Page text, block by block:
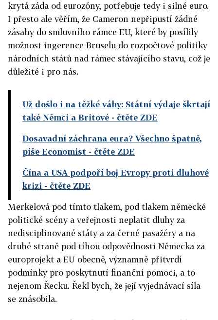
krytá záda od eurozóny, potřebuje tedy i silné euro.
I přesto ale věřím, že Cameron nepřipustí žádné
zásahy do smluvního rámce EU, které by posílily
možnost ingerence Bruselu do rozpočtové politiky
národních států nad rámec stávajícího stavu, což je
důležité i pro nás.
Už došlo i na těžké váhy: Státní výdaje škrtají
také Němci a Britové - čtěte ZDE
Dosavadní záchrana eura? Všechno špatně,
píše Economist - čtěte ZDE
Čína a USA podpoří boj Evropy proti dluhové
krizi - čtěte ZDE
Merkelová pod tímto tlakem, pod tlakem německé
politické scény a veřejnosti neplatit dluhy za
nedisciplinované státy a za černé pasažéry a na
druhé straně pod tíhou odpovědnosti Německa za
europrojekt a EU obecně, významně přitvrdí
podmínky pro poskytnutí finanční pomoci, a to
nejenom Řecku. Řekl bych, že její vyjednávací síla
se znásobila.